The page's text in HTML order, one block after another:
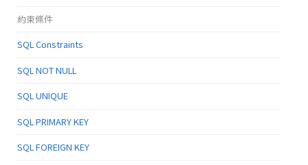
約束條件
SQL Constraints
SQL NOT NULL
SQL UNIQUE
SQL PRIMARY KEY
SQL FOREIGN KEY